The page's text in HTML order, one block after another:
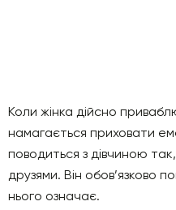
Коли жінка дійсно
намагається приховати
поводиться з дівчиною так,
друзями. Він обов’язково
нього означає.